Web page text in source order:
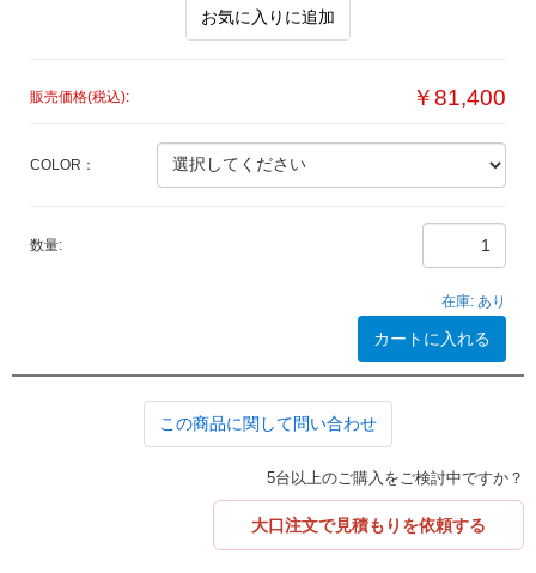
お気に入りに追加
販売価格(税込): ￥81,400
COLOR：
数量:
在庫: あり
カートに入れる
この商品に関して問い合わせ
5台以上のご購入をご検討中ですか？
大口注文で見積もりを依頼する